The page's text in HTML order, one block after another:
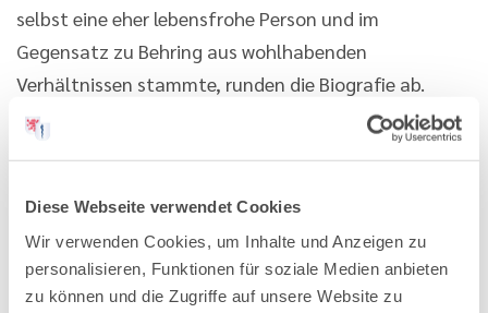
Diese Webseite verwendet Cookies
Wir verwenden Cookies, um Inhalte und Anzeigen zu
personalisieren, Funktionen für soziale Medien anbieten
zu können und die Zugriffe auf unsere Website zu
selbst eine eher lebensfrohe Person und im
Gegensatz zu Behring aus wohlhabenden
Verhältnissen stammte, runden die Biografie ab.
Die Biografie ist kapitelweise sehr zugänglich und
zu den wissenschaftlichen Details vor allem
Fachleser interessieren dürften. Der Autorin gelingt
es, Behrings Bedeutung in Wissenschaft und
Gesellschaft differenziert darzustellen, ohne in